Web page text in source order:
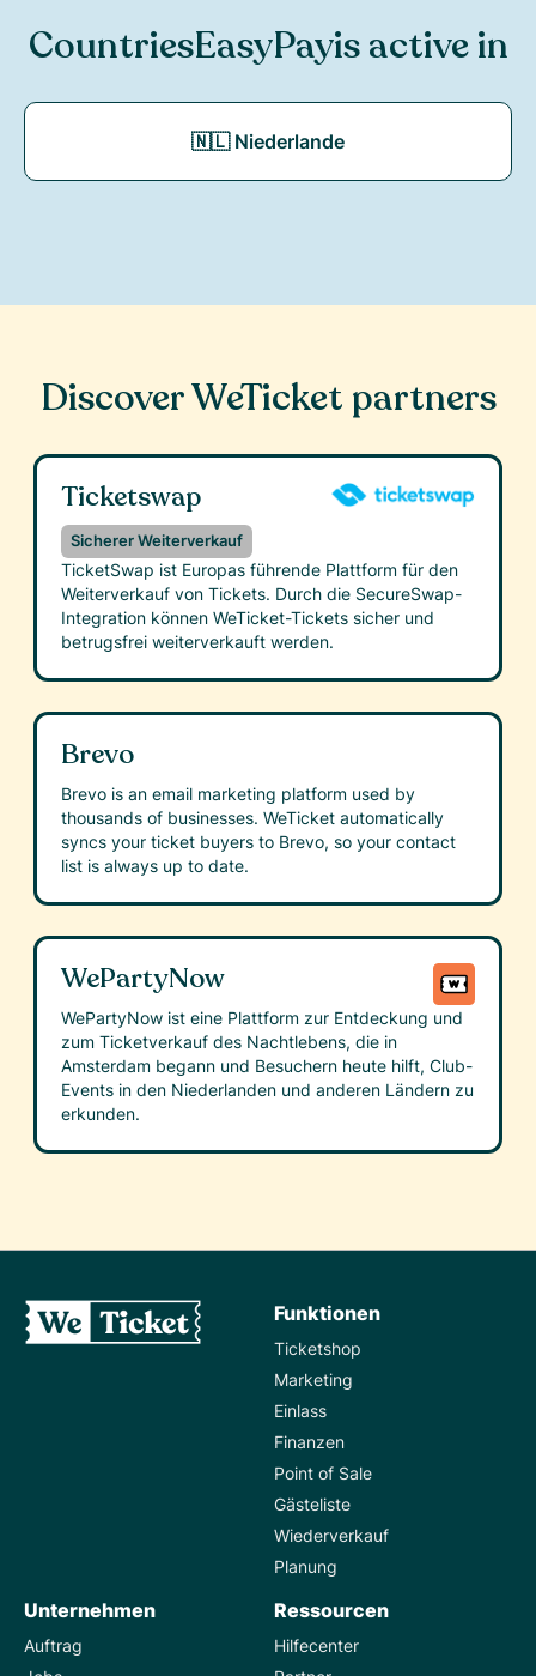
CountriesEasyPayis active in
🇳🇱 Niederlande
Discover WeTicket partners
Ticketswap
Sicherer Weiterverkauf
TicketSwap ist Europas führende Plattform für den
Weiterverkauf von Tickets. Durch die SecureSwap-
Integration können WeTicket-Tickets sicher und
betrugsfrei weiterverkauft werden.
Brevo
Brevo is an email marketing platform used by
thousands of businesses. WeTicket automatically
syncs your ticket buyers to Brevo, so your contact
list is always up to date.
WePartyNow
WePartyNow ist eine Plattform zur Entdeckung und
zum Ticketverkauf des Nachtlebens, die in
Amsterdam begann und Besuchern heute hilft, Club-
Events in den Niederlanden und anderen Ländern zu
erkunden.
Funktionen
Ticketshop
Marketing
Einlass
Finanzen
Point of Sale
Gästeliste
Wiederverkauf
Planung
Unternehmen
Auftrag
Ressourcen
Hilfecenter